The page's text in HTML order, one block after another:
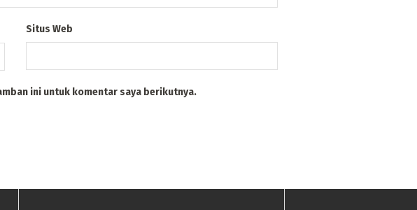
Situs Web
ini untuk komentar saya berikutnya.